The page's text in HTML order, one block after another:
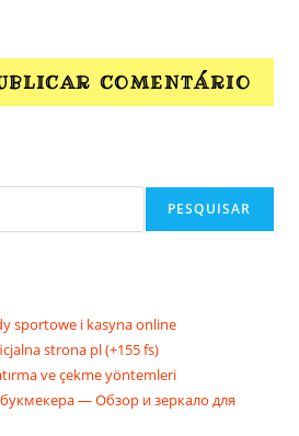
PESQUISAR
sportowe i kasyna online
strona pl (+155 fs)
ve çekme yöntemleri
— Обзор и зеркало для